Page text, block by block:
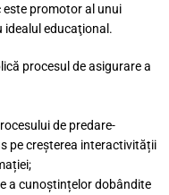
promotor al unui
idealul educaţional.
procesul de asigurare a
de predare-
pe creșterea interactivității
a cunoștințelor dobândite